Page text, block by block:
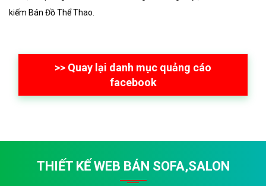
kiếm Bán Đồ Thể Thao.
>> Quay lại danh mục quảng cáo
facebook
THIẾT KẾ WEB BÁN SOFA,SALON